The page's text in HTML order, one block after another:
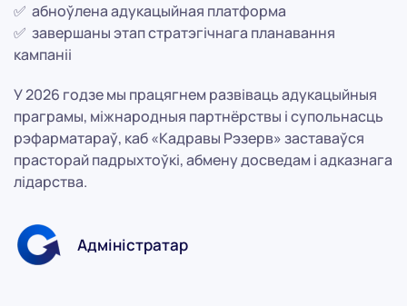
✅ абноўлена адукацыйная платформа
✅ завершаны этап стратэгічнага планавання
кампаніі
У 2026 годзе мы працягнем развіваць адукацыйныя
праграмы, міжнародныя партнёрствы і супольнасць
рэфарматараў, каб «Кадравы Рэзерв» заставаўся
прасторай падрыхтоўкі, абмену досведам і адказнага
лідарства.
Адміністратар